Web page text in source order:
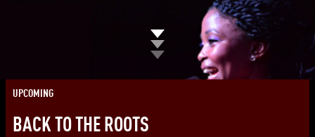
UPCOMING
BACK TO THE ROOTS